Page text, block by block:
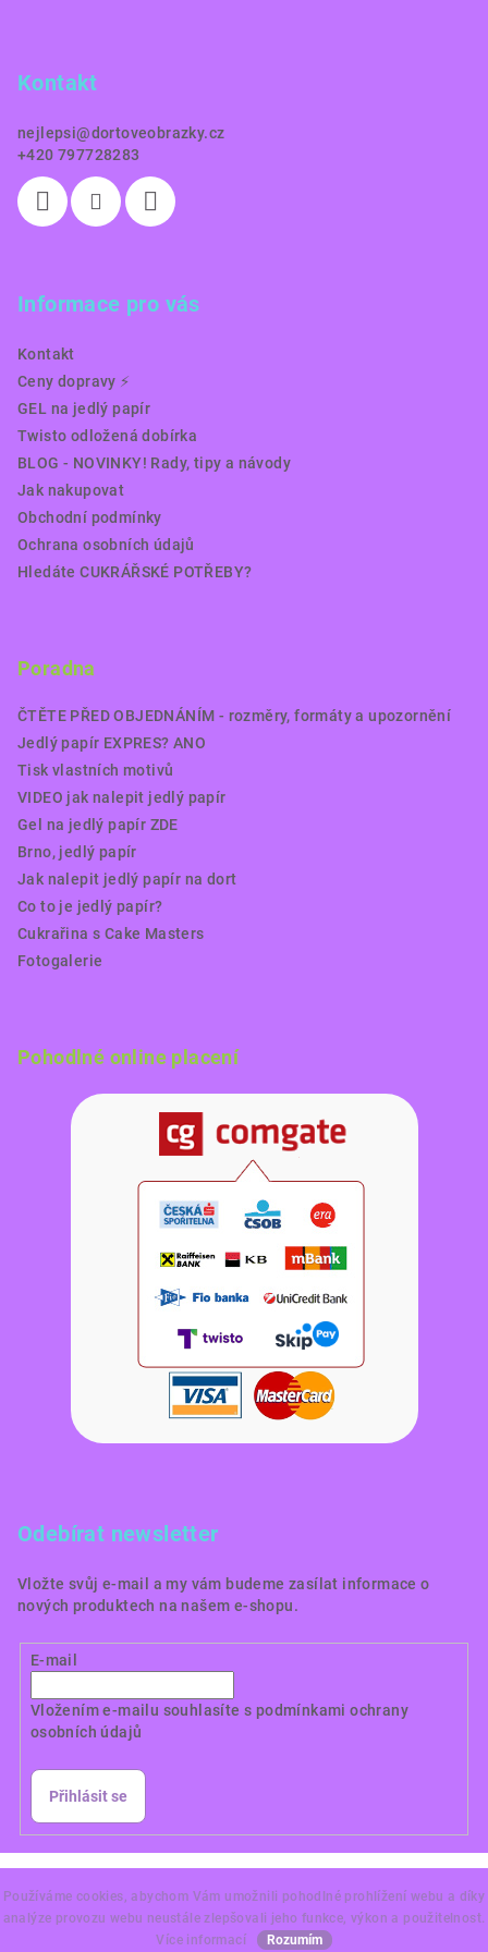
Používáme cookies, abychom Vám umožnili pohodlné prohlížení webu a díky
analýze provozu webu neustále zlepšovali jeho funkce, výkon a použitelnost.
Více informací
Rozumím
Kontakt
nejlepsi@dortoveobrazky.cz
+420 797728283
Informace pro vás
Kontakt
Ceny dopravy ⚡️
GEL na jedlý papír
Twisto odložená dobírka
BLOG - NOVINKY! Rady, tipy a návody
Jak nakupovat
Obchodní podmínky
Ochrana osobních údajů
Hledáte CUKRÁŘSKÉ POTŘEBY?
Poradna
ČTĚTE PŘED OBJEDNÁNÍM - rozměry, formáty a upozornění
Jedlý papír EXPRES? ANO
Tisk vlastních motivů
VIDEO jak nalepit jedlý papír
Gel na jedlý papír ZDE
Brno, jedlý papír
Jak nalepit jedlý papír na dort
Co to je jedlý papír?
Cukrařina s Cake Masters
Fotogalerie
Pohodlné online placení
Odebírat newsletter
Vložte svůj e-mail a my vám budeme zasílat informace o
nových produktech na našem e-shopu.
E-mail
Vložením e-mailu souhlasíte s podmínkami ochrany
osobních údajů
Přihlásit se
vyhrazena.
Vytvořil Shoptet Premium